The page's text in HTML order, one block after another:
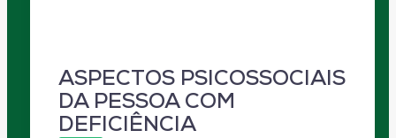
ASPECTOS PSICOSSOCIAIS
DA PESSOA COM
DEFICIÊNCIA